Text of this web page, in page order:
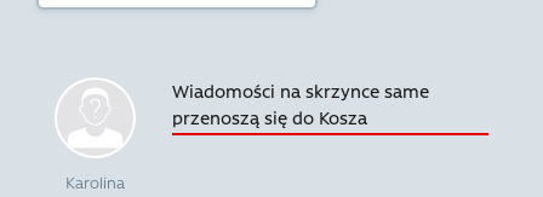
Karolina
Wiadomości na skrzynce same
przenoszą się do Kosza